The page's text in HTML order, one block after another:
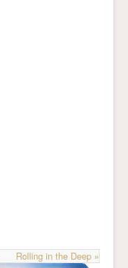
Rolling in the Deep »